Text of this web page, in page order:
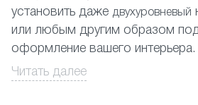
установить даже двухуровневый
или любым другим образом
оформление вашего
подобрать Вам верное
Читать далее